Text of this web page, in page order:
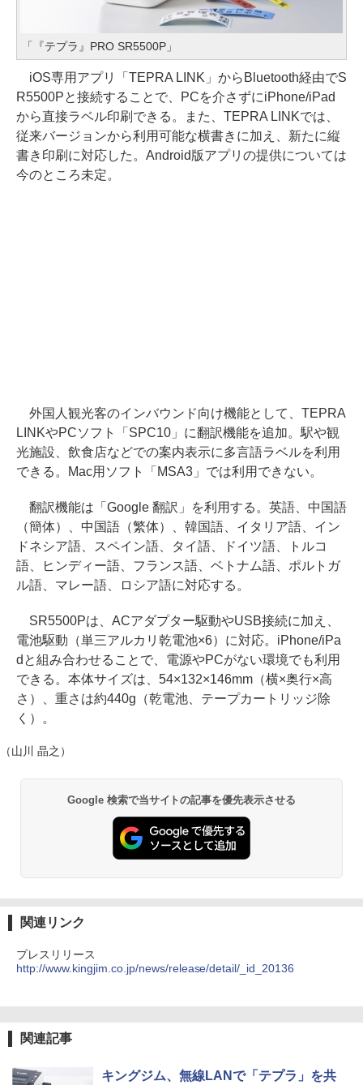
「『テプラ』PRO SR5500P」
iOS専用アプリ「TEPRA LINK」からBluetooth経由でS
R5500Pと接続することで、PCを介さずにiPhone/iPad
から直接ラベル印刷できる。また、TEPRA LINKでは、
従来バージョンから利用可能な横書きに加え、新たに縦
書き印刷に対応した。Android版アプリの提供については
今のところ未定。
外国人観光客のインバウンド向け機能として、TEPRA
LINKやPCソフト「SPC10」に翻訳機能を追加。駅や観
光施設、飲食店などでの案内表示に多言語ラベルを利用
できる。Mac用ソフト「MSA3」では利用できない。
翻訳機能は「Google 翻訳」を利用する。英語、中国語
（簡体）、中国語（繁体）、韓国語、イタリア語、イン
ドネシア語、スペイン語、タイ語、ドイツ語、トルコ
語、ヒンディー語、フランス語、ベトナム語、ポルトガ
ル語、マレー語、ロシア語に対応する。
SR5500Pは、ACアダプター駆動やUSB接続に加え、
電池駆動（単三アルカリ乾電池×6）に対応。iPhone/iPa
dと組み合わせることで、電源やPCがない環境でも利用
できる。本体サイズは、54×132×146mm（横×奥行×高
さ）、重さは約440g（乾電池、テープカートリッジ除
く）。
（山川 晶之）
Google 検索で当サイトの記事を優先表示させる
関連リンク
プレスリリース
http://www.kingjim.co.jp/news/release/detail/_id_20136
関連記事
キングジム、無線LANで「テプラ」を共